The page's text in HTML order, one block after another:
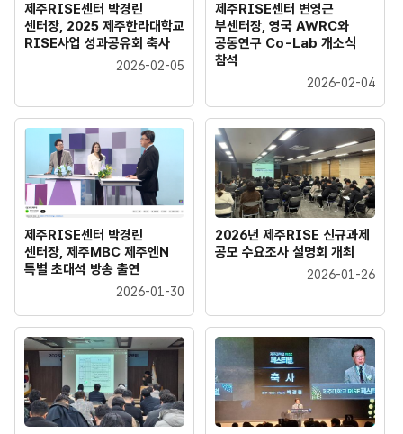
제주RISE센터 박경린
센터장, 2025 제주한라대학교
RISE사업 성과공유회 축사
2026-02-05
제주RISE센터 변영근
부센터장, 영국 AWRC와
공동연구 Co-Lab 개소식
참석
2026-02-04
제주RISE센터 박경린
센터장, 제주MBC 제주엔N
특별 초대석 방송 출연
2026-01-30
2026년 제주RISE 신규과제
공모 수요조사 설명회 개최
2026-01-26